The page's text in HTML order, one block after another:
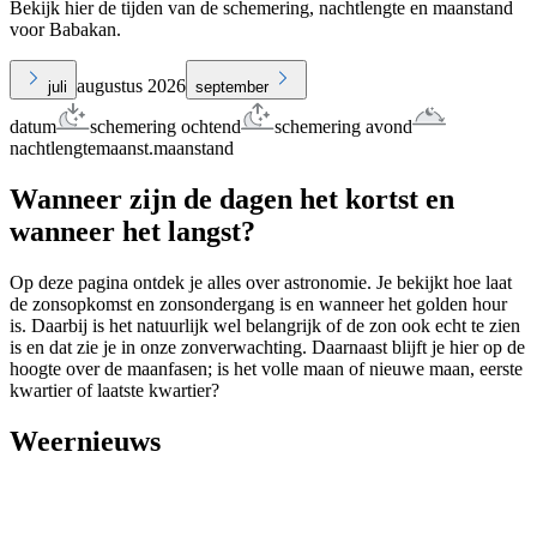
Bekijk hier de tijden van de schemering, nachtlengte en maanstand
voor Babakan.
juli augustus 2026 september
datum schemering ochtend
schemering avond
nachtlengtemaanst.maanstand
Wanneer zijn de dagen het kortst en
wanneer het langst?
Op deze pagina ontdek je alles over astronomie. Je bekijkt hoe laat
de zonsopkomst en zonsondergang is en wanneer het golden hour
is. Daarbij is het natuurlijk wel belangrijk of de zon ook echt te zien
is en dat zie je in onze zonverwachting. Daarnaast blijft je hier op de
hoogte over de maanfasen; is het volle maan of nieuwe maan, eerste
kwartier of laatste kwartier?
Weernieuws